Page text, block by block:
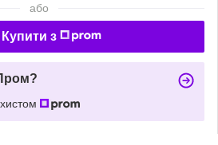
або
Купити з